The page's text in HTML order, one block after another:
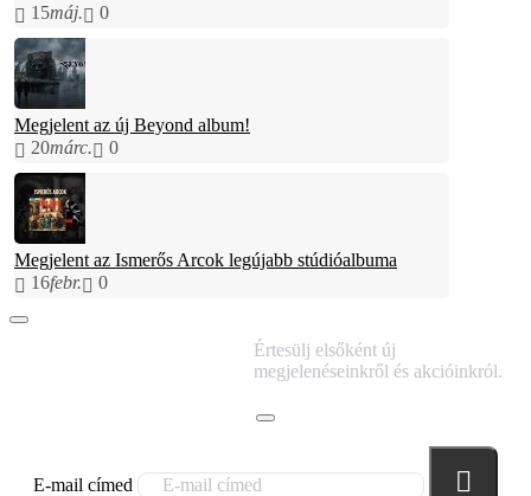
15máj. 0
Megjelent az új Beyond album!
20márc. 0
Megjelent az Ismerős Arcok legújabb stúdióalbuma
16febr. 0
Értesülj elsőként új
megjelenéseinkről és akcióinkról.
E-mail címed